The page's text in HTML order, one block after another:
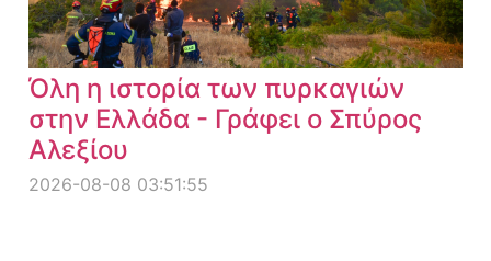
Όλη η ιστορία των πυρκαγιών
στην Ελλάδα - Γράφει ο Σπύρος
Αλεξίου
2026-08-08 03:51:55